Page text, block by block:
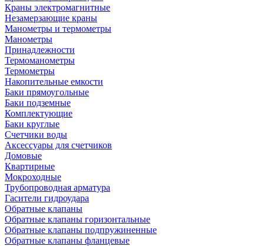
Краны электромагнитные
Незамерзающие краны
Манометры и термометры
Манометры
Принадлежности
Термоманометры
Термометры
Накопительные емкости
Баки прямоугольные
Баки подземные
Комплектующие
Баки круглые
Счетчики воды
Аксессуары для счетчиков
Домовые
Квартирные
Мокроходные
Трубопроводная арматура
Гасители гидроудара
Обратные клапаны
Обратные клапаны горизонтальные
Обратные клапаны подпружиненные
Обратные клапаны фланцевые